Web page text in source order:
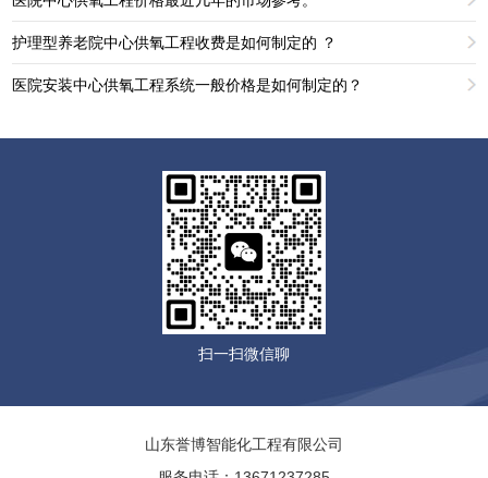
护理型养老院中心供氧工程收费是如何制定的 ？
医院安装中心供氧工程系统一般价格是如何制定的？
扫一扫微信聊
山东誉博智能化工程有限公司